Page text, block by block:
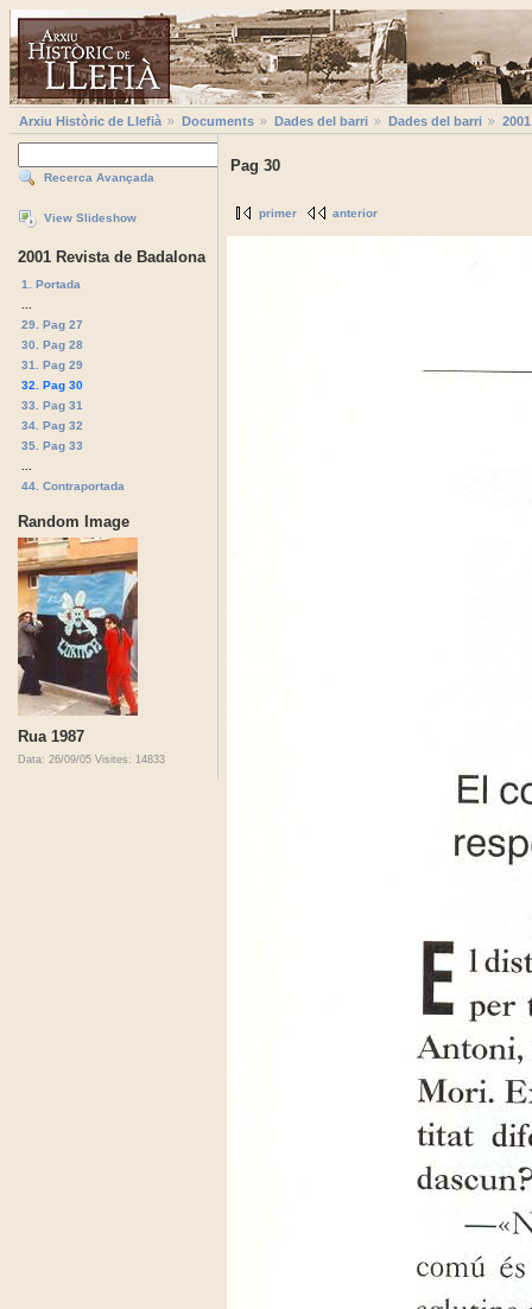
Arxiu Històric de Llefià Documents Dades del barri Dades del barri
Recerca Avançada
View Slideshow
2001 Revista de Badalona
1. Portada
29. Pag 27
30. Pag 28
31. Pag 29
32. Pag 30
33. Pag 31
34. Pag 32
35. Pag 33
44. Contraportada
Random Image
Rua 1987
Data: 26/09/05 Visites: 14833
Pag 30
primer anterior